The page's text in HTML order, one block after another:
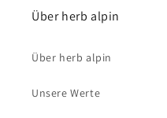
Über herb alpin
Über herb alpin
Unsere Werte